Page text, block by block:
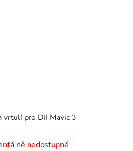
vrtulí pro DJI Mavic 3
nedostupné